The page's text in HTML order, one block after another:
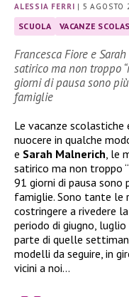
ALESSIA FERRI | 5 AGOSTO
SCUOLA VACANZE
Francesca Fiore e
satirico ma non troppo
giorni di pausa sono
famiglie
Le vacanze
nuocere in qualche
e Sarah Malnerich, le
satirico ma non troppo
91 giorni di pausa sono
famiglie. Sono tante le
costringere a rivedere
periodo di giugno,
parte di quelle
modelli da seguire, in
vicini a noi…